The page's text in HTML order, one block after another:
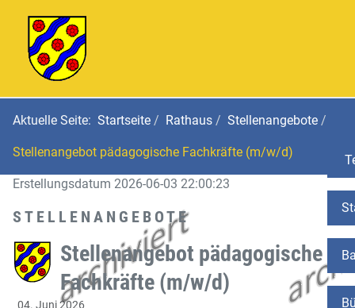
Aktuelle Seite: Startseite Rathaus Stellenangebote
Stellenangebot pädagogische Fachkräfte (m/w/d)
Erstellungsdatum 2026-06-03 22:00:23
STELLENANGEBOTE
Stellenangebot pädagogische
Fachkräfte (m/w/d)
04. Juni 2026